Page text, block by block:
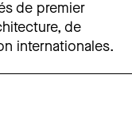
de premier
de
internationales.